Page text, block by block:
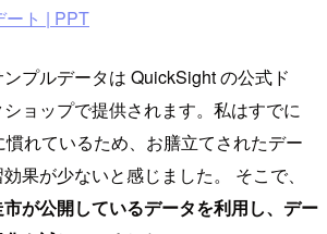
ート | PPT
プルデータは QuickSight の公式ド
ョップで提供されます。私はすでに
れているため、お膳立てされたデー
果が少ないと感じました。 そこで、
が公開しているデータを利用し、デー